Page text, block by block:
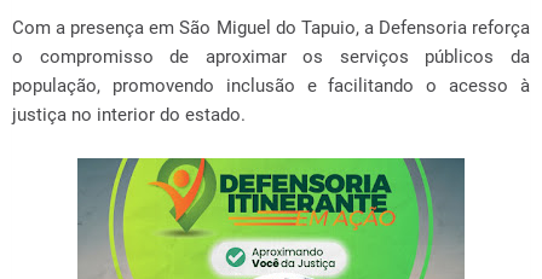
Com a presença em São Miguel do Tapuio, a Defensoria reforça
o compromisso de aproximar os serviços públicos da
população, promovendo inclusão e facilitando o acesso à
justiça no interior do estado.